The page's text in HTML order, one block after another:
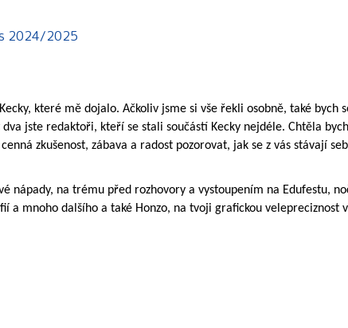
2024/2025
které mě dojalo. Ačkoliv jsme si vše řekli osobně, také bych
jste redaktoři, kteří se stali součástí Kecky nejdéle. Chtěla
zkušenost, zábava a radost pozorovat, jak se z vás stávají
nápady, na trému před rozhovory a vystoupením na Edufestu,
mnoho dalšího a také Honzo, na tvoji grafickou velepreciznost